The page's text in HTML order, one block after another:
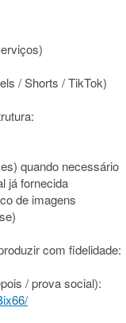
/ Shorts / TikTok)
quando necessário
já fornecida
de imagens
com fidelidade:
/ prova social):